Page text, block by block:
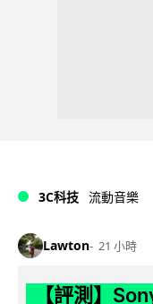
3C科技 流動音樂
Lawton 21 小時
【評測】